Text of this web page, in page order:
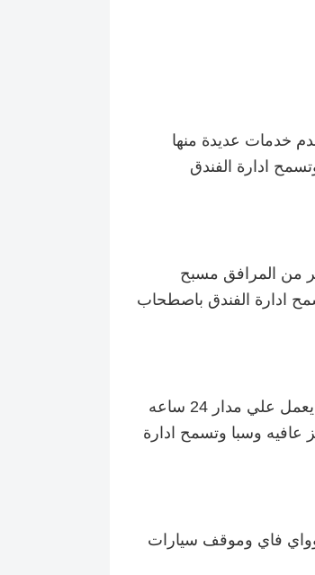
خدمات عديدة منها
ادارة الفندق
من المرافق مسبح
ادارة الفندق باصطحاب
يعد هذا الفندق من افضل فنادق بولندا المميزة يوفر مكتب استقبال يعمل علي مدار 24 ساعه
وسبا وتسمح ادارة
فاي وموقف سيارات